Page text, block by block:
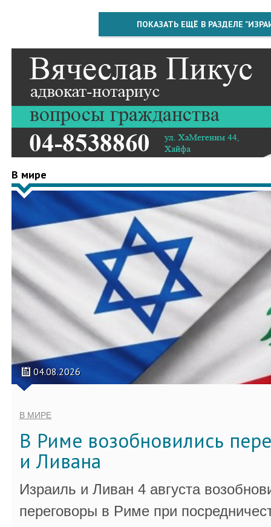
ПОКАЗАТЬ ЕЩЁ В РАЗДЕЛЕ
В мире
04.08.2026
В МИРЕ
В Риме возобновились
и Ливана
Израиль и Ливан 4 августа
переговоры в Риме при